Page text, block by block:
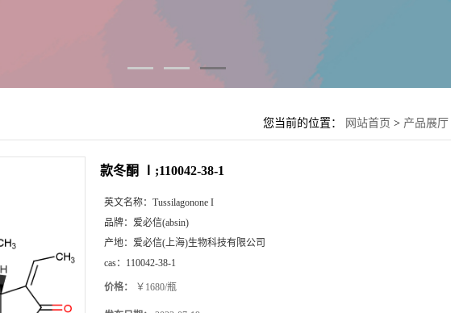
您当前的位置： 网站首页 > 产品展厅
款冬酮 Ⅰ;110042-38-1
英文名称： Tussilagonone I
品牌： 爱必信(absin)
产地： 爱必信(上海)生物科技有限公司
cas： 110042-38-1
价格： ￥1680/瓶